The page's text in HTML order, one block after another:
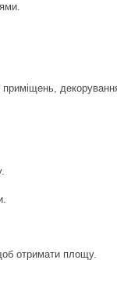
отримати площу.